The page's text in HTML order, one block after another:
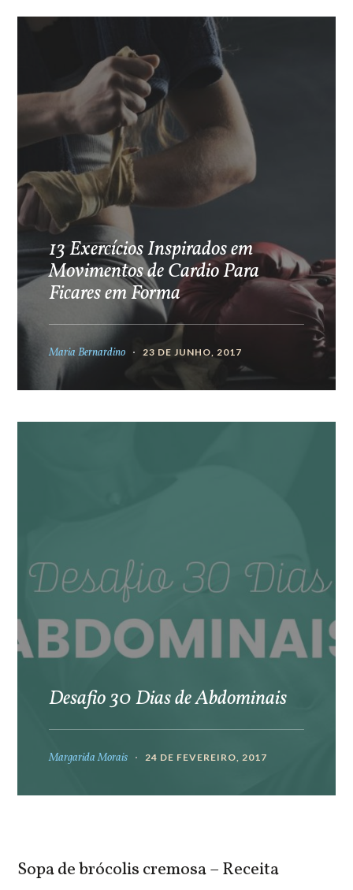
13 Exercícios Inspirados em
Movimentos de Cardio Para
Ficares em Forma
Maria Bernardino 23 DE JUNHO, 2017
Desafio 30 Dias de Abdominais
Margarida Morais 24 DE FEVEREIRO, 2017
Sopa de brócolis cremosa – Receita